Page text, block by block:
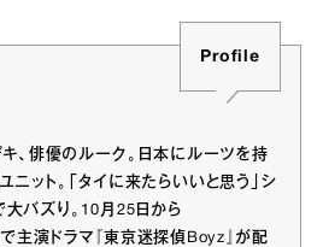
Profile
キ、俳優のルーク。日本にルーツを持
ット。「タイに来たらいいと思う」シ
バズり。10月25日から
で主演ドラマ『東京迷探偵Boyz』が配